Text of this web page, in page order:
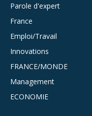
Parole d'expert
France
Emploi/Travail
Innovations
FRANCE/MONDE
Management
ECONOMIE